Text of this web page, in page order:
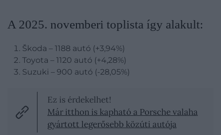
A 2025. novemberi toplista így alakult:
Škoda – 1188 autó (+3,94%)
Toyota – 1120 autó (+4,28%)
Suzuki – 900 autó (-28,05%)
Ez is érdekelhet!
Már itthon is kapható a Porsche valaha
gyártott legerősebb közúti autója